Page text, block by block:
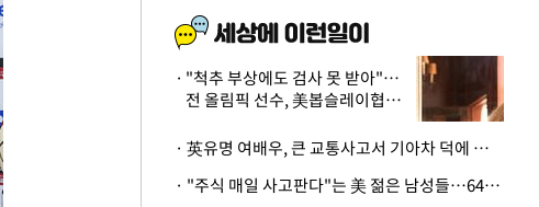
"척추 부상에도 검사 못 받아"…
전 올림픽 선수, 美봅슬레이협회
· 英유명 여배우, 큰 교통사고서 기아차 덕에 살았다
· "주식 매일 사고판다"는 美 젊은 남성들…64%가 "나는 인생의 패배자“